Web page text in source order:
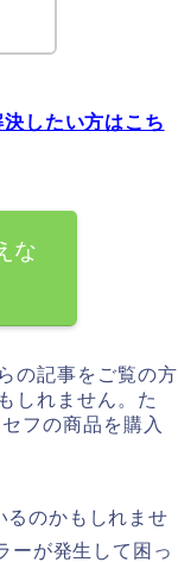
したい方はこち
な
の記事をご覧の方
しれません。た
フの商品を購入
るのかもしれませ
ーが発生して困っ